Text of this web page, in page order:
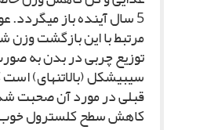
5 سال آینده باز مى‏گردد.
مرتبط با این بازگشت وزن
توزیع چربى در بدن به
سیبى‏شکل (بالاتنه‏اى)
قبلى در مورد آن صحبت